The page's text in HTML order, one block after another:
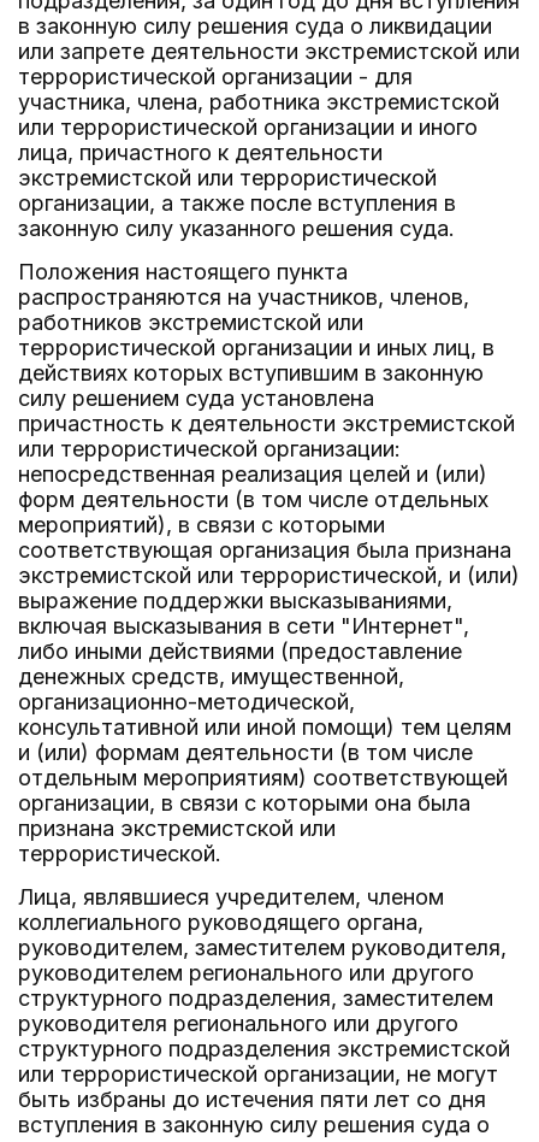
в законную силу решения суда о ликвидации
или запрете деятельности экстремистской или
террористической организации - для
участника, члена, работника экстремистской
или террористической организации и иного
лица, причастного к деятельности
экстремистской или террористической
организации, а также после вступления в
законную силу указанного решения суда.
Положения настоящего пункта
распространяются на участников, членов,
работников экстремистской или
террористической организации и иных лиц, в
действиях которых вступившим в законную
силу решением суда установлена
причастность к деятельности экстремистской
или террористической организации:
непосредственная реализация целей и (или)
форм деятельности (в том числе отдельных
мероприятий), в связи с которыми
соответствующая организация была признана
экстремистской или террористической, и (или)
выражение поддержки высказываниями,
включая высказывания в сети "Интернет",
либо иными действиями (предоставление
денежных средств, имущественной,
организационно-методической,
консультативной или иной помощи) тем целям
и (или) формам деятельности (в том числе
отдельным мероприятиям) соответствующей
организации, в связи с которыми она была
признана экстремистской или
террористической.
Лица, являвшиеся учредителем, членом
коллегиального руководящего органа,
руководителем, заместителем руководителя,
руководителем регионального или другого
структурного подразделения, заместителем
руководителя регионального или другого
структурного подразделения экстремистской
или террористической организации, не могут
быть избраны до истечения пяти лет со дня
вступления в законную силу решения суда о